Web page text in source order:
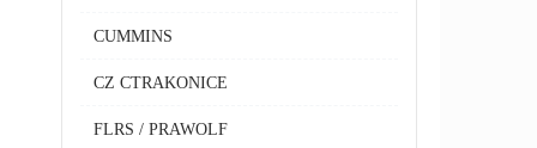
CUMMINS
CZ CTRAKONICE
FLRS / PRAWOLF